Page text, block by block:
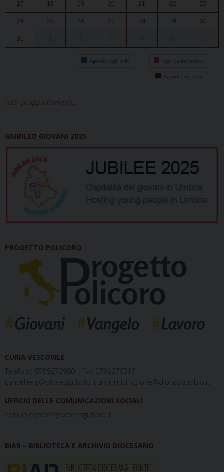
17 18 19 20 21 22 23
24 25 26 27 28 29 30
31
Agenda degli uffici Agenda del vescovo
Agenda diocesana
tutti gli appuntamenti...
GIUBILEO GIOVANI 2025
PROGETTO POLICORO
CURIA VESCOVILE
Telefono 0759273980 – Fax 0759276316
cancelliere@diocesigubbio.it amministrazione@diocesigubbio.it
UFFICIO DELLE COMUNICAZIONI SOCIALI
comunicazione@diocesigubbio.it
BIAR – BIBLIOTECA E ARCHIVIO DIOCESANO